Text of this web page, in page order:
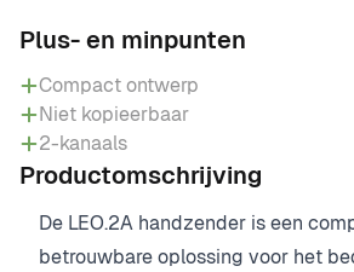
Plus- en minpunten
Compact ontwerp
Niet kopieerbaar
2-kanaals
Productomschrijving
De LEO.2A handzender is een
betrouwbare oplossing voor het